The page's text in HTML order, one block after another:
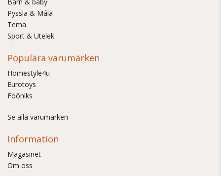
Pyssla & Måla
Tema
Sport & Utelek
Populära varumärken
Homestyle4u
Eurotoys
Fööniks
Se alla varumärken
Information
Magasinet
Om oss